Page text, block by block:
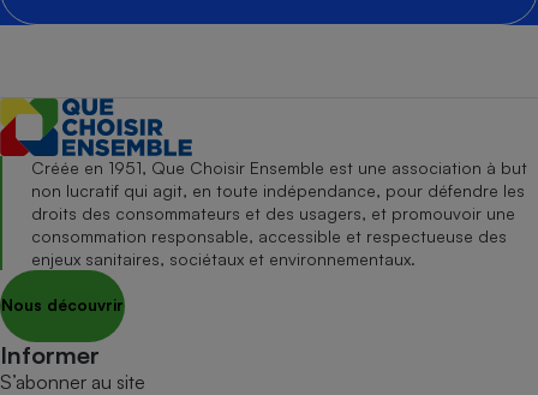
Créée en 1951, Que Choisir Ensemble est une association à but
non lucratif qui agit, en toute indépendance, pour défendre les
droits des consommateurs et des usagers, et promouvoir une
consommation responsable, accessible et respectueuse des
enjeux sanitaires, sociétaux et environnementaux.
Nous découvrir
Informer
S’abonner au site